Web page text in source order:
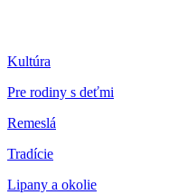
Kultúra
Pre rodiny s deťmi
Remeslá
Tradície
Lipany a okolie